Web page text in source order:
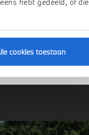
cookies toestaan